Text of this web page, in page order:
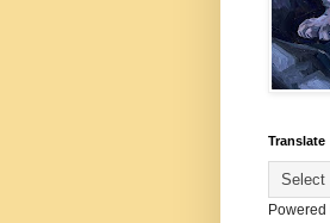
Translate
Powered